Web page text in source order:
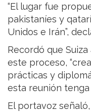
“El lugar fue
pakistaníes y
Unidos e Irán”,
Recordó que
este proceso,
prácticas y
esta reunión tenga
El portavoz